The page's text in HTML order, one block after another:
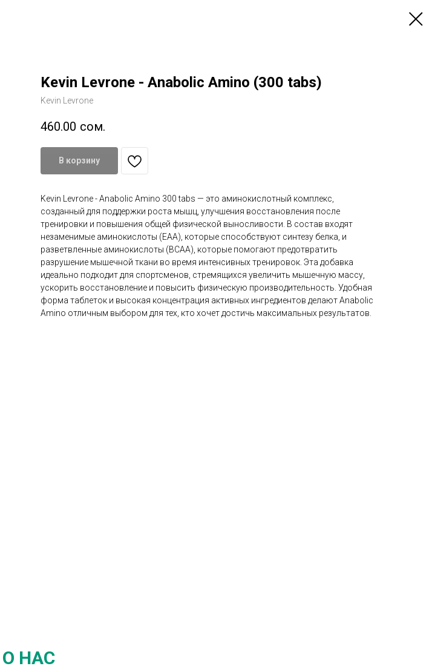
Kevin Levrone - Anabolic Amino (300 tabs)
Kevin Levrone
460.00 сом.
В корзину
Kevin Levrone - Anabolic Amino 300 tabs — это аминокислотный комплекс,
созданный для поддержки роста мышц, улучшения восстановления после
тренировки и повышения общей физической выносливости. В состав входят
незаменимые аминокислоты (EAA), которые способствуют синтезу белка, и
разветвленные аминокислоты (BCAA), которые помогают предотвратить
разрушение мышечной ткани во время интенсивных тренировок. Эта добавка
идеально подходит для спортсменов, стремящихся увеличить мышечную массу,
ускорить восстановление и повысить физическую производительность. Удобная
форма таблеток и высокая концентрация активных ингредиентов делают Anabolic
Amino отличным выбором для тех, кто хочет достичь максимальных результатов.
О НАС